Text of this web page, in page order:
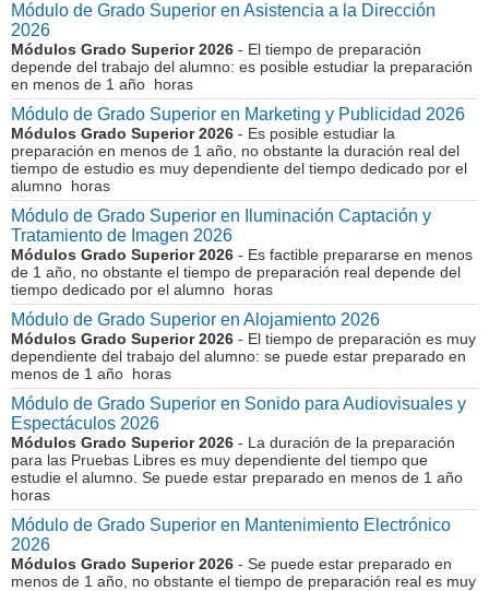
Módulo de Grado Superior en Asistencia a la Dirección
2026
Módulos Grado Superior 2026 - El tiempo de preparación
depende del trabajo del alumno: es posible estudiar la preparación
en menos de 1 año horas
Módulo de Grado Superior en Marketing y Publicidad 2026
Módulos Grado Superior 2026 - Es posible estudiar la
preparación en menos de 1 año, no obstante la duración real del
tiempo de estudio es muy dependiente del tiempo dedicado por el
alumno horas
Módulo de Grado Superior en Iluminación Captación y
Tratamiento de Imagen 2026
Módulos Grado Superior 2026 - Es factible prepararse en menos
de 1 año, no obstante el tiempo de preparación real depende del
tiempo dedicado por el alumno horas
Módulo de Grado Superior en Alojamiento 2026
Módulos Grado Superior 2026 - El tiempo de preparación es muy
dependiente del trabajo del alumno: se puede estar preparado en
menos de 1 año horas
Módulo de Grado Superior en Sonido para Audiovisuales y
Espectáculos 2026
Módulos Grado Superior 2026 - La duración de la preparación
para las Pruebas Libres es muy dependiente del tiempo que
estudie el alumno. Se puede estar preparado en menos de 1 año
horas
Módulo de Grado Superior en Mantenimiento Electrónico
2026
Módulos Grado Superior 2026 - Se puede estar preparado en
menos de 1 año, no obstante el tiempo de preparación real es muy